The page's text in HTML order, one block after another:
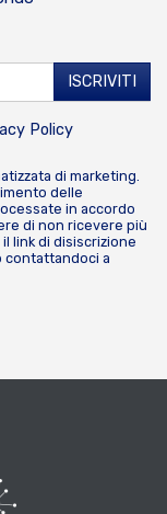
Policy
di marketing.
delle
in accordo
di non ricevere più
link di disiscrizione
contattandoci a